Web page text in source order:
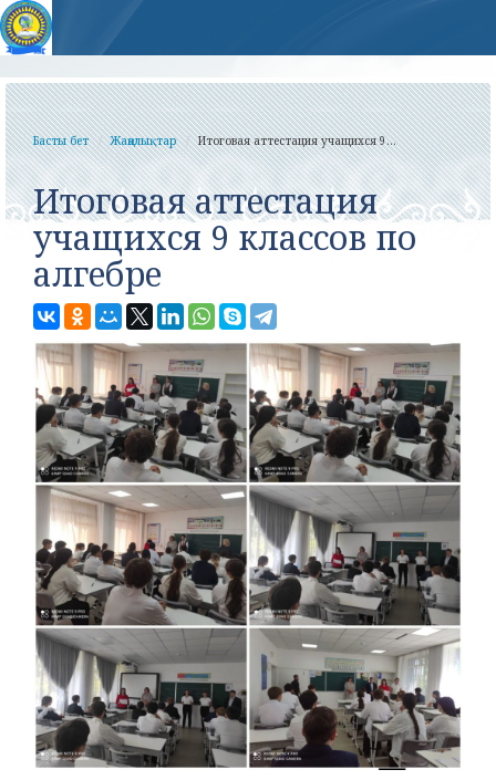
Басты бет Жаңалықтар Итоговая аттестация учащихся 9...
Итоговая аттестация
учащихся 9 классов по
алгебре